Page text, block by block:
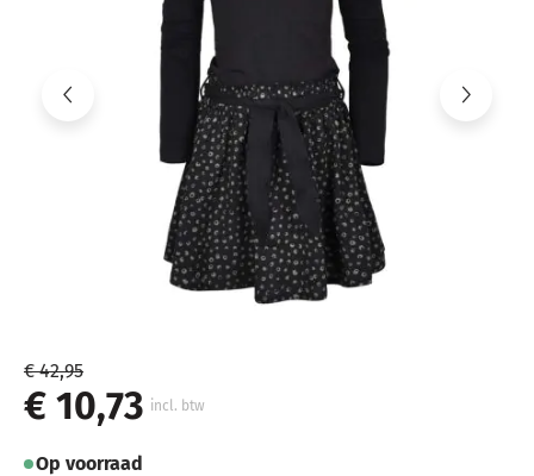
€ 42,95
€ 10,73 incl. btw
Op voorraad